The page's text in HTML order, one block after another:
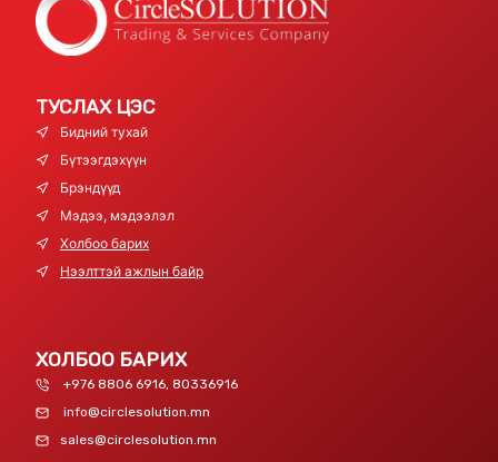
ТУСЛАХ ЦЭС
Бидний тухай
Бүтээгдэхүүн
Брэндүүд
Мэдээ, мэдээлэл
Холбоо барих
Нээлттэй ажлын байр
ХОЛБОО БАРИХ
+976 8806 6916, 80336916
info@circlesolution.mn
sales@circlesolution.mn